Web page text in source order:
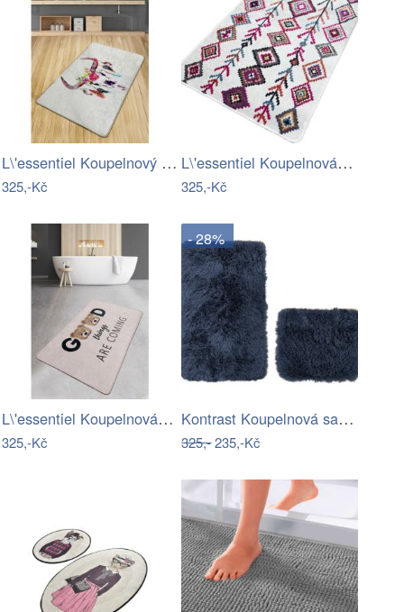
L\'essentiel Koupelnový kobereček Cervo…
325,-Kč
L\'essentiel Koupelnová předložka Raje…
325,-Kč
L\'essentiel Koupelnová předložka…
325,-Kč
- 28%
Kontrast Koupelnová sada koberců MEGAN…
325,-235,-Kč